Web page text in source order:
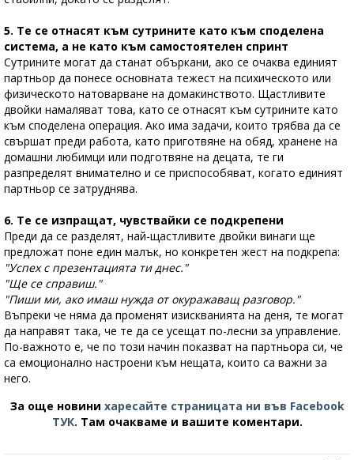
5. Те се отнасят към сутрините като към споделена
система, а не като към самостоятелен спринт
Сутрините могат да станат объркани, ако се очаква единият
партньор да понесе основната тежест на психическото или
физическото натоварване на домакинството. Щастливите
двойки намаляват това, като се отнасят към сутрините като
към споделена операция. Ако има задачи, които трябва да се
свършат преди работа, като приготвяне на обяд, хранене на
домашни любимци или подготвяне на децата, те ги
разпределят внимателно и се приспособяват, когато единият
партньор се затруднява.
6. Те се изпращат, чувствайки се подкрепени
Преди да се разделят, най-щастливите двойки винаги ще
предложат поне един малък, но конкретен жест на подкрепа:
"Успех с презентацията ти днес."
"Ще се справиш."
"Пиши ми, ако имаш нужда от окуражаващ разговор."
Въпреки че няма да променят изискванията на деня, те могат
да направят така, че те да се усещат по-лесни за управление.
По-важното е, че по този начин показват на партньора си, че
са емоционално настроени към нещата, които са важни за
него.
За още новини харесайте страницата ни във Facebook
ТУК. Там очакваме и вашите коментари.